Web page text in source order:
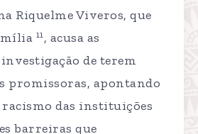
Riquelme Viveros, que
11, acusa as
de terem
promissoras, apontando
racismo das instituições
barreiras que